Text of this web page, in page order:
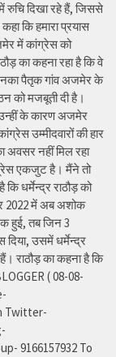
रुचि दिखा रहे हैं, जिससे
कि हमारा प्रयास
में कांग्रेस को
का कहना रहा है कि वे
पैतृक गांव अजमेर के
को मजबूती दी है।
के कारण अजमेर
उम्मीदवारों की हार
अवसर नहीं मिल रहा
एकजुट है। मैंने तो
धर्मेन्द्र राठौड़ को
2022 में अब अशोक
हुई, तब जिन 3
उसमें धर्मेन्द्र
राठौड़ का कहना है कि
( 08-08-
Twitter-
9166157932 To